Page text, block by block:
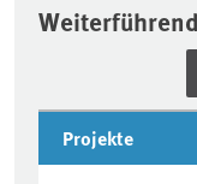
Projekte